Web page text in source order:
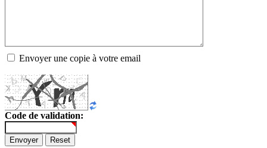
Envoyer une copie à votre email
Code de validation:
Envoyer Reset